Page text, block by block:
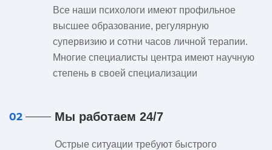
Все наши психологи имеют профильное
высшее образование, регулярную
супервизию и сотни часов личной терапии.
Многие специалисты центра имеют научную
степень в своей специализации
02 Мы работаем 24/7
Острые ситуации требуют быстрого